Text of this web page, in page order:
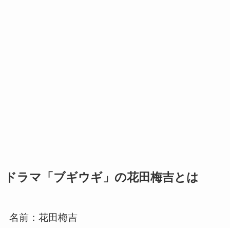
ドラマ「ブギウギ」の花田梅吉とは
名前：花田梅吉